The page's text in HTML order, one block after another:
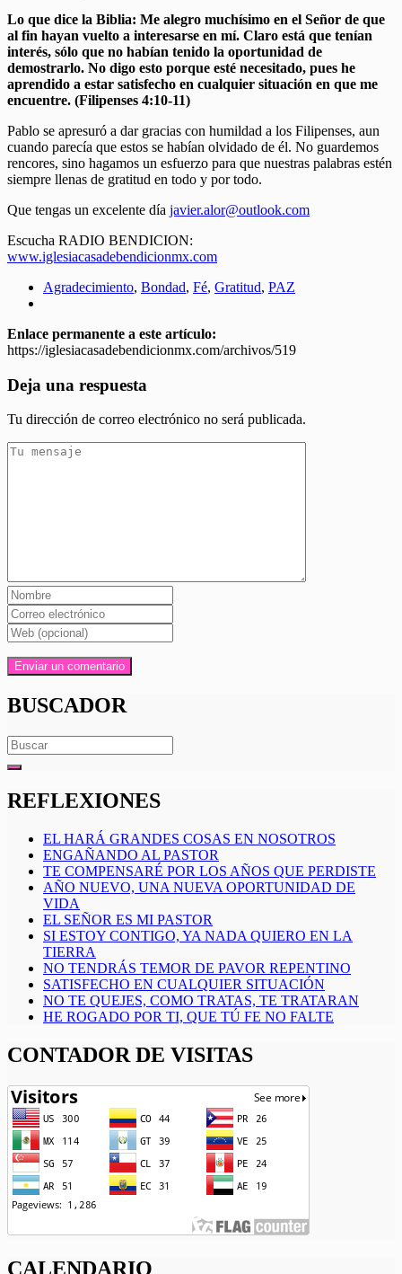
Lo que dice la Biblia: Me alegro muchísimo en el Señor de que
al fin hayan vuelto a interesarse en mí. Claro está que tenían
interés, sólo que no habían tenido la oportunidad de
demostrarlo. No digo esto porque esté necesitado, pues he
aprendido a estar satisfecho en cualquier situación en que me
encuentre. (Filipenses 4:10-11)
Pablo se apresuró a dar gracias con humildad a los Filipenses, aun
cuando parecía que estos se habían olvidado de él. No guardemos
rencores, sino hagamos un esfuerzo para que nuestras palabras estén
siempre llenas de gratitud en todo y por todo.
Que tengas un excelente día javier.alor@outlook.com
Escucha RADIO BENDICION:
www.iglesiacasadebendicionmx.com
Agradecimiento, Bondad, Fé, Gratitud, PAZ
Enlace permanente a este artículo:
https://iglesiacasadebendicionmx.com/archivos/519
Deja una respuesta
Tu dirección de correo electrónico no será publicada.
BUSCADOR
Search
for:
REFLEXIONES
EL HARÁ GRANDES COSAS EN NOSOTROS
ENGAÑANDO AL PASTOR
TE COMPENSARÉ POR LOS AÑOS QUE PERDISTE
AÑO NUEVO, UNA NUEVA OPORTUNIDAD DE
VIDA
EL SEÑOR ES MI PASTOR
SI ESTOY CONTIGO, YA NADA QUIERO EN LA
TIERRA
NO TENDRÁS TEMOR DE PAVOR REPENTINO
SATISFECHO EN CUALQUIER SITUACIÓN
NO TE QUEJES, COMO TRATAS, TE TRATARAN
HE ROGADO POR TI, QUE TÚ FE NO FALTE
CONTADOR DE VISITAS
CALENDARIO